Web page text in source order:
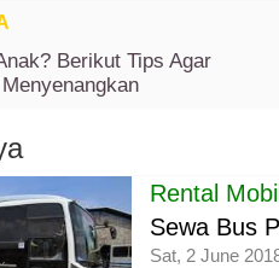
Berikut Tips Agar
Rental Mobil
Sewa Bus
Sat, 2 June